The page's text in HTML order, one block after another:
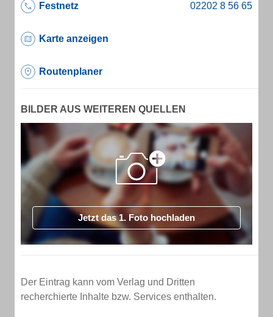
Festnetz
Karte anzeigen
Routenplaner
BILDER AUS WEITEREN QUELLEN
Jetzt das 1. Foto hochladen
Der Eintrag kann vom Verlag und Dritten
recherchierte Inhalte bzw. Services enthalten.